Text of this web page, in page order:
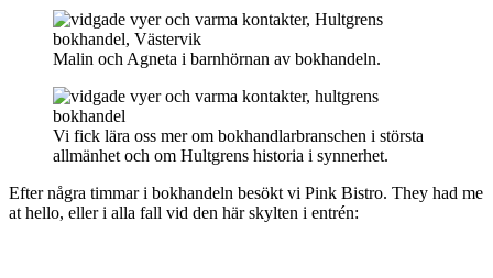
Malin och Agneta i barnhörnan av bokhandeln.
Vi fick lära oss mer om bokhandlarbranschen i största
allmänhet och om Hultgrens historia i synnerhet.
Efter några timmar i bokhandeln besökt vi Pink Bistro. They had me
at hello, eller i alla fall vid den här skylten i entrén: